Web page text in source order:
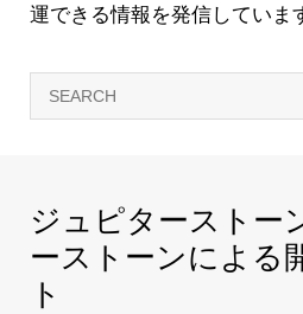
運できる情報を発信していま
ジュピターストー
ーストーンによる
ト